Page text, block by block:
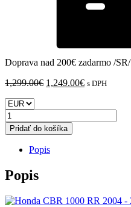
Doprava nad 200€ zadarmo /SR/
1,299.00€ Pôvodná
1,249.00€Aktuálna
s DPH
množstvo
Honda
CBR
1000
2004
-
Predné
Pridať do košíka
Popis
Popis